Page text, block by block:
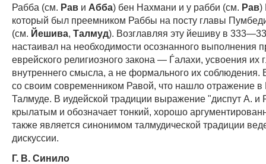
Рабба (см. Рав и Абба) бен Нахмани и у рабби (см. Рав)
который был преемником Раббы на посту главы
(см. Йешива Талмуд). Возглавляя эту йешиву в
настаивал на необходимости осознанного выполнения
еврейского религиозного закона — Ѓалахи, усвоения их
внутреннего смысла, а не формального их соблюдения.
со своим современником Равой, что нашло отражение в
Талмуде. В иудейской традиции выражение "диспут А. и
крылатым и обозначает тонкий, хорошо
также является синонимом талмудической традиции
дискуссии.
Г. В. Синило